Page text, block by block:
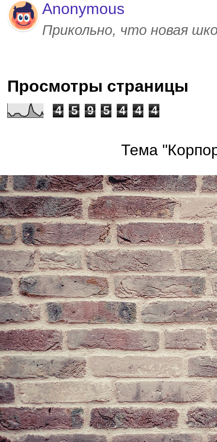
Anonymous
Прикольно, что новая
Просмотры страницы
4 5 9 5 4 4 4
Тема